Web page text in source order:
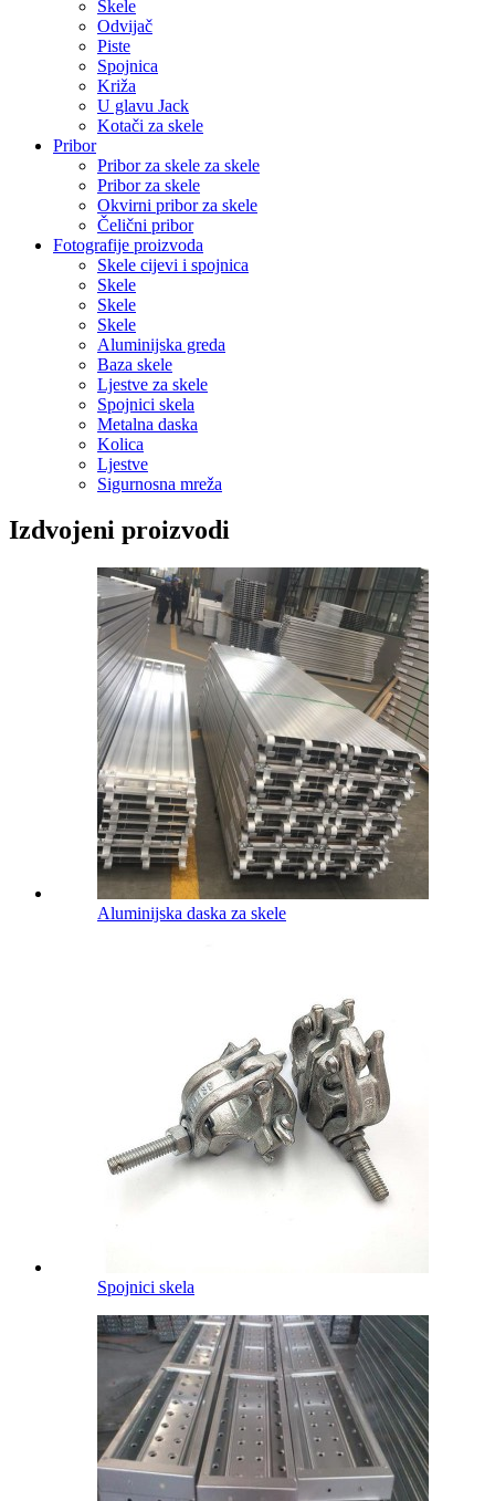
Skele
Odvijač
Piste
Spojnica
Križa
U glavu Jack
Kotači za skele
Pribor
Pribor za skele za skele
Pribor za skele
Okvirni pribor za skele
Čelični pribor
Fotografije proizvoda
Skele cijevi i spojnica
Skele
Skele
Skele
Aluminijska greda
Baza skele
Ljestve za skele
Spojnici skela
Metalna daska
Kolica
Ljestve
Sigurnosna mreža
Izdvojeni proizvodi
Aluminijska daska za skele
Spojnici skela